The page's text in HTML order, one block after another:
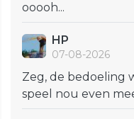
ooooh...
HP
07-08-2026
Zeg, de bedoeling
speel nou even